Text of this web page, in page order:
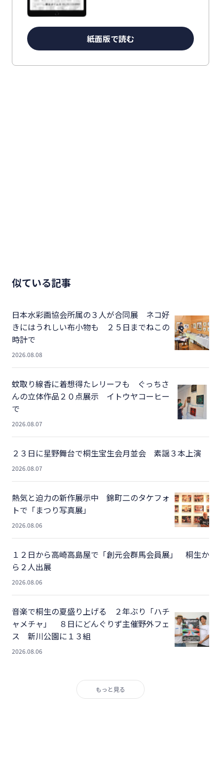
紙面版で読む
似ている記事
日本水彩画協会所属の３人が合同展 ネコ好
きにはうれしい布小物も ２５日までねこの
時計で
2026.08.08
蚊取り線香に着想得たレリーフも ぐっちさ
んの立体作品２０点展示 イトウヤコーヒー
で
2026.08.07
２３日に星野舞台で桐生宝生会月並会 素謡３本上演
2026.08.07
熱気と迫力の新作展示中 錦町二のタケフォ
トで「まつり写真展」
2026.08.06
１２日から高崎高島屋で「創元会群馬会員展」 桐生か
ら２人出展
2026.08.06
音楽で桐生の夏盛り上げる ２年ぶり「ハチ
ャメチャ」 ８日にどんぐりず主催野外フェ
ス 新川公園に１３組
2026.08.06
もっと見る